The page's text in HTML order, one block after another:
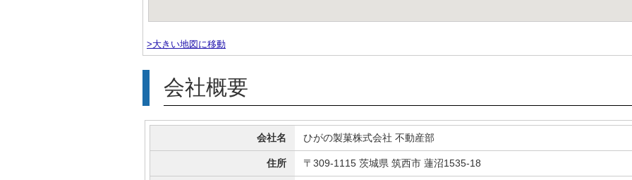
>大きい地図に移動
会社概要
会社名 ひがの製菓株式会社 不動産部
住所 〒309-1115 茨城県 筑西市 蓮沼1535-18